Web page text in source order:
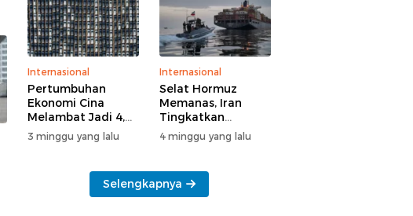
Internasional
Pertumbuhan
Ekonomi Cina
Melambat Jadi 4,3
Persen
3 minggu yang lalu
Internasional
Selat Hormuz
Memanas, Iran
Tingkatkan
Tekanan ke AS
4 minggu yang lalu
Selengkapnya